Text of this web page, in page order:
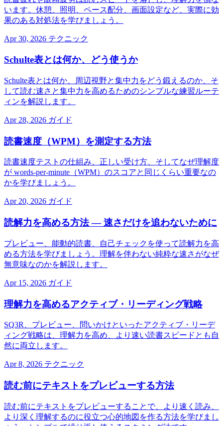
います。休憩、照明、ペース配分、画面設定など、実際に効
果のある対処法を学びましょう。
Apr 30, 2026 テクニック
Schulte表とは何か、どう使うか
Schulte表とは何か、周辺視野と集中力をどう鍛えるのか、そ
して読む速さと集中力を高めるためのシンプルな練習ルーテ
ィンを解説します。
Apr 28, 2026 ガイド
読書速度（WPM）を測定する方法
読書速度テストの仕組み、正しい受け方、そしてなぜ理解度
が words-per-minute（WPM）のスコアと同じくらい重要なの
かを学びましょう。
Apr 20, 2026 ガイド
読解力を高める方法 — 速さだけを追わないために
プレビュー、能動的読書、自己チェックを使って読解力を高
める方法を学びましょう。理解を伴わない純粋な速さがなぜ
無意味なのかを解説します。
Apr 15, 2026 ガイド
理解力を高めるアクティブ・リーディング戦略
SQ3R、プレビュー、問いかけといったアクティブ・リーデ
ィング戦略は、理解力を高め、より速い読書スピードとも自
然に両立します。
Apr 8, 2026 テクニック
読む前にテキストをプレビューする方法
読む前にテキストをプレビューすることで、より速く読み、
より深く理解するのに役立つ心的地図を作る方法を学びまし